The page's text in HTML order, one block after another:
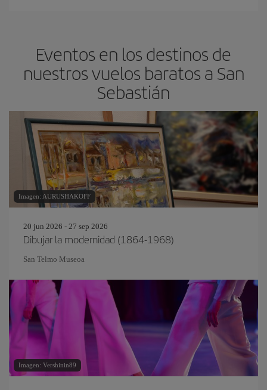
Eventos en los destinos de
nuestros vuelos baratos a San
Sebastián
Imagen: AURUSHAKOFF
20 jun 2026 - 27 sep 2026
Dibujar la modernidad (1864-1968)
San Telmo Museoa
Imagen: Vershinin89